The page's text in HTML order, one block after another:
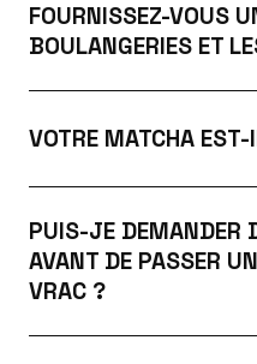
FOURNISSEZ-VOUS
BOULANGERIES ET
VOTRE MATCHA
PUIS-JE DEMANDER
AVANT DE PASSER
VRAC ?